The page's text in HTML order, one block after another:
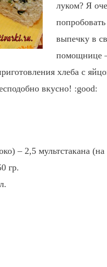
луком? Я
выпечку в
помощнице
хлеба с
вкусно! :good:
– 2,5 мультстакана
гр.